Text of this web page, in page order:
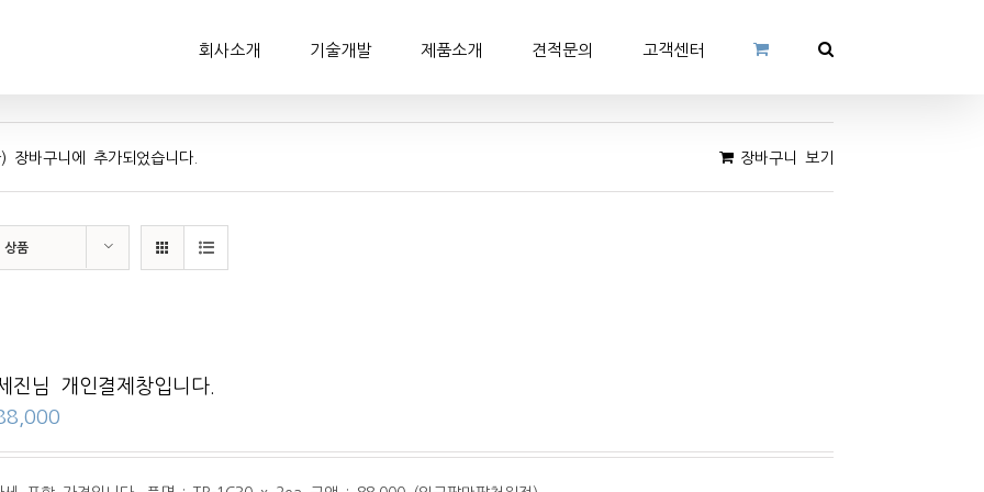
회사소개 기술개발 제품소개 견적문의 고객센터
장바구니 보기
장바구니에 추가되었습니다.
품
진님 개인결제창입니다.